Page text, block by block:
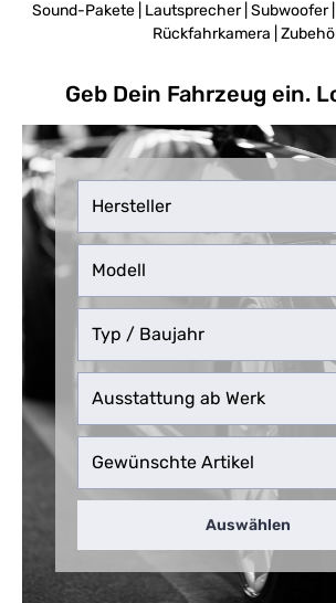
Sound-Pakete | Lautsprecher | Subwoofer |
Rückfahrkamera |
Geb Dein Fahrzeug ein.
Auswählen